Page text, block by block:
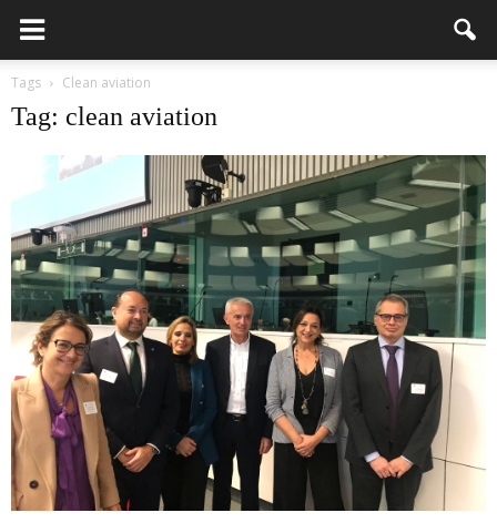
Tags Clean aviation
Tag: clean aviation